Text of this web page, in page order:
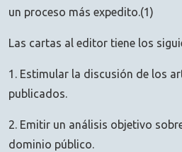
un proceso más expedito.(1)
Las cartas al editor tiene los
1. Estimular la discusión de los
publicados.
2. Emitir un análisis objetivo
dominio público.